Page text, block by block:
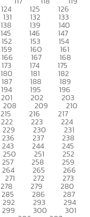
124 125 126
131 132 133
138 139 140
145 146 147
152 153 154
159 160 161
166 167 168
173 174 175
180 181 182
187 188 189
194 195 196
201 202 203
208 209 210
215 216 217
222 223 224
229 230 231
236 237 238
243 244 245
250 251 252
257 258 259
264 265 266
271 272 273
278 279 280
285 286 287
292 293 294
299 300 301